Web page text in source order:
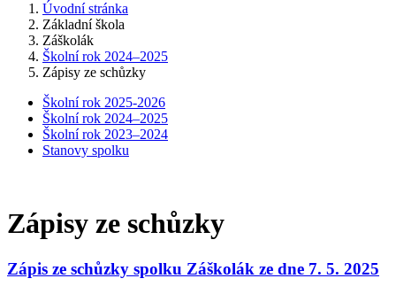
Úvodní stránka
Základní škola
Záškolák
Školní rok 2024–2025
Zápisy ze schůzky
Školní rok 2025-2026
Školní rok 2024–2025
Školní rok 2023–2024
Stanovy spolku
Zápisy ze schůzky
Zápis ze schůzky spolku Záškolák ze dne 7. 5. 2025